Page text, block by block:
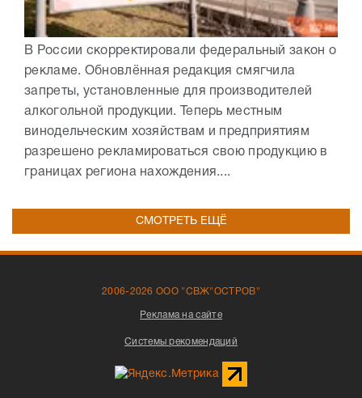
В России скорректировали федеральный закон о
рекламе. Обновлённая редакция смягчила
запреты, установленные для производителей
алкогольной продукции. Теперь местным
винодельческим хозяйствам и предприятиям
разрешено рекламироваться свою продукцию в
границах региона нахождения....
СМОТРЕТЬ ЕЩЁ
2006-2026 ООО "СВЖ"ОСТРОВ"
Реклама на сайте
Системы рекомендаций